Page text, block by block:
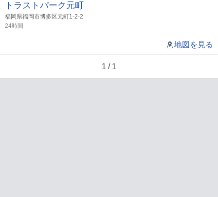
トラストパーク元町
福岡県福岡市博多区元町1-2-2
24時間
地図を見る
1 / 1